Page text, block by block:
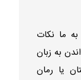
به ما نکات
به زبان
یا رمان